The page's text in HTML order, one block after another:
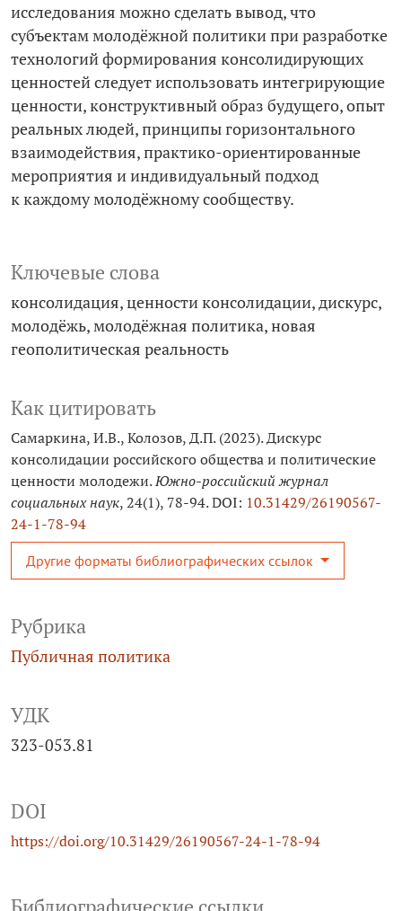
Рубрика
Публичная политика
УДК
323-053.81
DOI
https://doi.org/10.31429/26190567-24-1-78-94
Как цитировать
Самаркина, И.В., Колозов, Д.П. (2023). Дискурс
консолидации российского общества и политические
ценности молодежи.Южно-российский журнал
социальных наук, 24(1), 78-94. DOI: 10.31429/26190567-
24-1-78-94
Другие форматы библиографических ссылок
исследования можно сделать вывод, что
субъектам молодёжной политики при разработке
технологий формирования консолидирующих
ценностей следует использовать интегрирующие
ценности, конструктивный образ будущего, опыт
реальных людей, принципы горизонтального
взаимодействия, практико-­ориентированные
мероприятия и индивидуальный подход
к каждому молодёжному сообществу.
Ключевые слова
консолидация ценности консолидации дискурс
молодёжь молодёжная политика новая
геополитическая реальность